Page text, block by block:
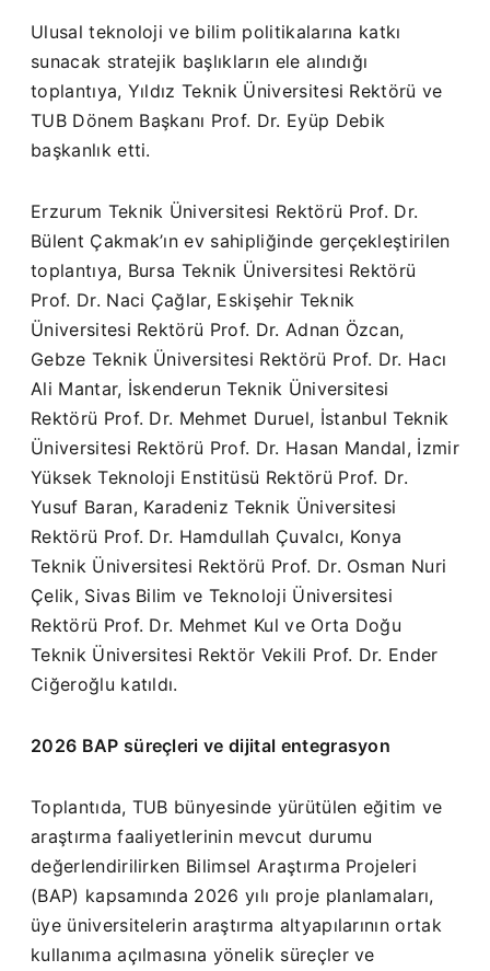
Ulusal teknoloji ve bilim politikalarına katkı
sunacak stratejik başlıkların ele alındığı
toplantıya, Yıldız Teknik Üniversitesi Rektörü ve
TUB Dönem Başkanı Prof. Dr. Eyüp Debik
başkanlık etti.
Erzurum Teknik Üniversitesi Rektörü Prof. Dr.
Bülent Çakmak’ın ev sahipliğinde gerçekleştirilen
toplantıya, Bursa Teknik Üniversitesi Rektörü
Prof. Dr. Naci Çağlar, Eskişehir Teknik
Üniversitesi Rektörü Prof. Dr. Adnan Özcan,
Gebze Teknik Üniversitesi Rektörü Prof. Dr. Hacı
Ali Mantar, İskenderun Teknik Üniversitesi
Rektörü Prof. Dr. Mehmet Duruel, İstanbul Teknik
Üniversitesi Rektörü Prof. Dr. Hasan Mandal, İzmir
Yüksek Teknoloji Enstitüsü Rektörü Prof. Dr.
Yusuf Baran, Karadeniz Teknik Üniversitesi
Rektörü Prof. Dr. Hamdullah Çuvalcı, Konya
Teknik Üniversitesi Rektörü Prof. Dr. Osman Nuri
Çelik, Sivas Bilim ve Teknoloji Üniversitesi
Rektörü Prof. Dr. Mehmet Kul ve Orta Doğu
Teknik Üniversitesi Rektör Vekili Prof. Dr. Ender
Ciğeroğlu katıldı.
2026 BAP süreçleri ve dijital entegrasyon
Toplantıda, TUB bünyesinde yürütülen eğitim ve
araştırma faaliyetlerinin mevcut durumu
değerlendirilirken Bilimsel Araştırma Projeleri
(BAP) kapsamında 2026 yılı proje planlamaları,
üye üniversitelerin araştırma altyapılarının ortak
kullanıma açılmasına yönelik süreçler ve